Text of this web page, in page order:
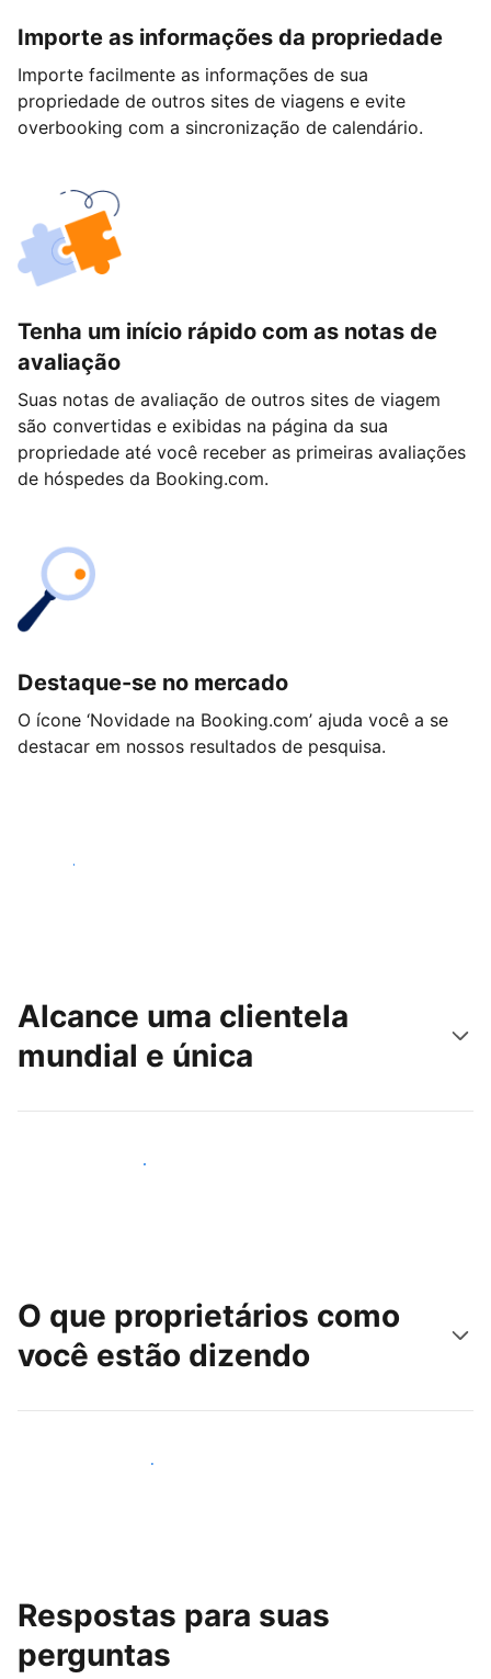
Importe as informações da propriedade
Importe facilmente as informações de sua
propriedade de outros sites de viagens e evite
overbooking com a sincronização de calendário.
Tenha um início rápido com as notas de
avaliação
Suas notas de avaliação de outros sites de viagem
são convertidas e exibidas na página da sua
propriedade até você receber as primeiras avaliações
de hóspedes da Booking.com.
Destaque-se no mercado
O ícone ‘Novidade na Booking.com’ ajuda você a se
destacar em nossos resultados de pesquisa.
Começar
Alcance uma clientela
mundial e única
Alcançar novos hóspedes
O que proprietários como
você estão dizendo
Junte-se a outros anfitriões
Respostas para suas
perguntas